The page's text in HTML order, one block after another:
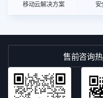
移动云解决方案 安
售前咨询